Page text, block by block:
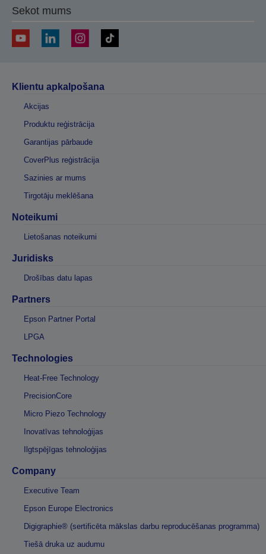
Sekot mums
Klientu apkalpošana
Akcijas
Produktu reģistrācija
Garantijas pārbaude
CoverPlus reģistrācija
Sazinies ar mums
Tirgotāju meklēšana
Noteikumi
Lietošanas noteikumi
Juridisks
Drošības datu lapas
Partners
Epson Partner Portal
LPGA
Technologies
Heat-Free Technology
PrecisionCore
Micro Piezo Technology
Inovatīvas tehnoloģijas
Ilgtspējīgas tehnoloģijas
Company
Executive Team
Epson Europe Electronics
Digigraphie® (sertificēta mākslas darbu reproducēšanas programma)
Tiešā druka uz audumu